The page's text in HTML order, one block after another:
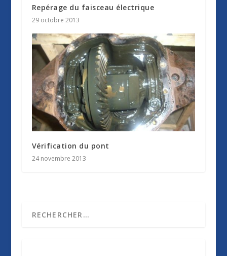
Repérage du faisceau électrique
29 octobre 2013
Vérification du pont
24 novembre 2013